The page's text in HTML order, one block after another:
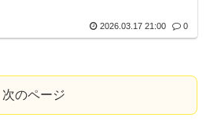
2026.03.17 21:00 0
次のページ